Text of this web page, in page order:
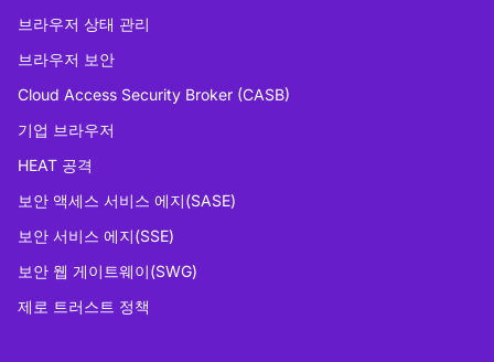
브라우저 상태 관리
브라우저 보안
Cloud Access Security Broker (CASB)
기업 브라우저
HEAT 공격
보안 액세스 서비스 에지(SASE)
보안 서비스 에지(SSE)
보안 웹 게이트웨이(SWG)
제로 트러스트 정책